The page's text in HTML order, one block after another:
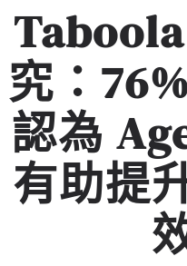
究：
認為
有助提